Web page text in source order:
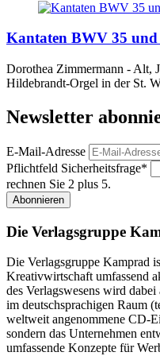
Kantaten BWV 35 und
Dorothea Zimmermann - Alt,
Hildebrandt-Orgel in der St.
Newsletter
E-Mail-Adresse
Pflichtfeld Sicherheitsfrage*
rechnen Sie 2 plus 5.
Abonnieren
Die Verlagsgruppe
Die Verlagsgruppe Kamprad
Kreativwirtschaft umfassend
des Verlagswesens wird
im deutschsprachigen Raum
weltweit angenommene CD-
sondern das Unternehmen
umfassende Konzepte für